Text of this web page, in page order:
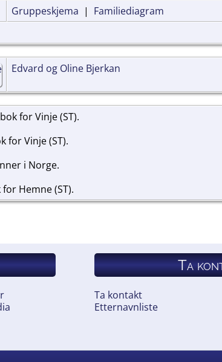
Gruppeskjema | Familiediagram
Edvard og Oline Bjerkan
for Vinje (ST).
for Vinje (ST).
i Norge.
Hemne (ST).
Ta
Ta kontakt
Etternavnliste